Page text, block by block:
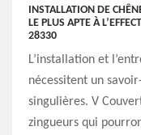
INSTALLATION DE
LE PLUS APTE À
28330
L’installation et
nécessitent un
singulières. V
zingueurs qui